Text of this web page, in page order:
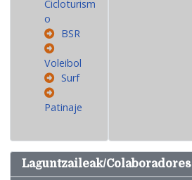
Cicloturism
o
BSR
Voleibol
Surf
Patinaje
Laguntzaileak/Colaboradores